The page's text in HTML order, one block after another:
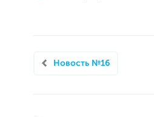
Новость №16